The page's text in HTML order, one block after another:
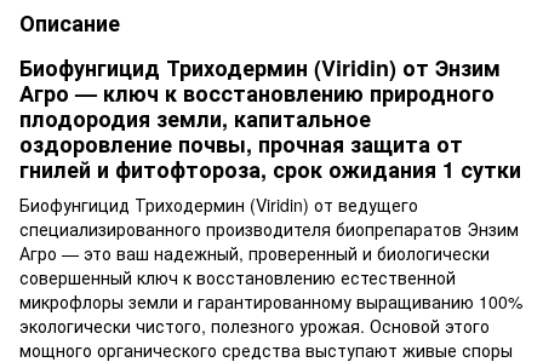
Описание
Биофунгицид Триходермин (Viridin) от Энзим
Агро — ключ к восстановлению природного
плодородия земли, капитальное
оздоровление почвы, прочная защита от
гнилей и фитофтороза, срок ожидания 1 сутки
Биофунгицид Триходермин (Viridin) от ведущего
специализированного производителя биопрепаратов Энзим
Агро — это ваш надежный, проверенный и биологически
совершенный ключ к восстановлению естественной
микрофлоры земли и гарантированному выращиванию 100%
экологически чистого, полезного урожая. Основой этого
мощного органического средства выступают живые споры